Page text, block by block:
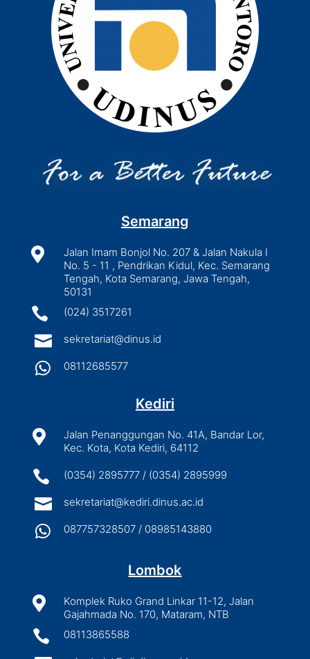
Semarang

Jalan Imam Bonjol No. 207 & Jalan Nakula I
No. 5 - 11 , Pendrikan Kidul, Kec. Semarang
Tengah, Kota Semarang, Jawa Tengah,
50131
 (024) 3517261
 sekretariat@dinus.id
 08112685577
Kediri

Jalan Penanggungan No. 41A, Bandar Lor,
Kec. Kota, Kota Kediri, 64112
 (0354) 2895777 / (0354) 2895999
 sekretariat@kediri.dinus.ac.id
 087757328507 / 08985143880
Lombok

Komplek Ruko Grand Linkar 11-12, Jalan
Gajahmada No. 170, Mataram, NTB
 08113865588